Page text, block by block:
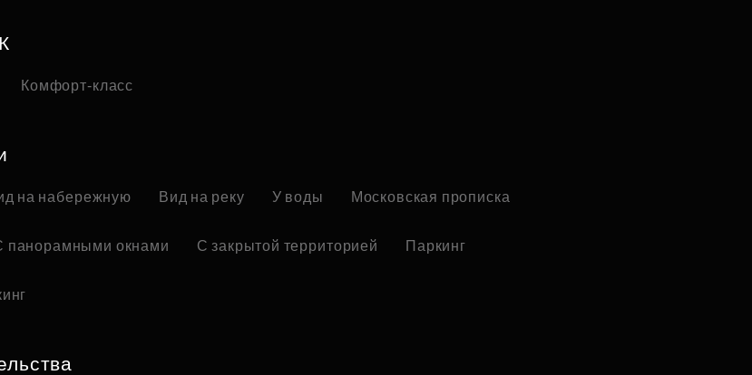
Комфорт-класс
на набережную Вид на реку У воды Московская прописка
панорамными окнами С закрытой территорией Паркинг